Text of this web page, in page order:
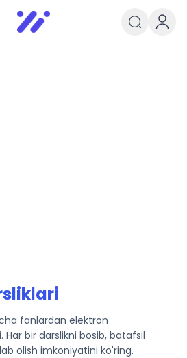
Infoedu
Ta&#039;lim xabarlari va
fanlardan elektron
Har bir darslikni bosib, batafsil
olish imkoniyatini ko'ring.